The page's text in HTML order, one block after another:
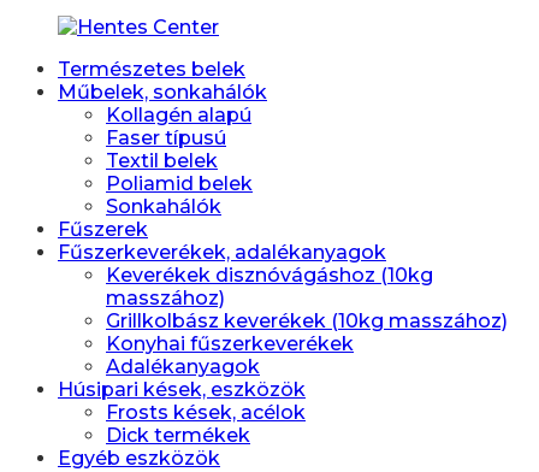
Természetes belek
Műbelek, sonkahálók
Kollagén alapú
Faser típusú
Textil belek
Poliamid belek
Sonkahálók
Fűszerek
Fűszerkeverékek, adalékanyagok
Keverékek disznóvágáshoz (10kg
masszához)
Grillkolbász keverékek (10kg masszához)
Konyhai fűszerkeverékek
Adalékanyagok
Húsipari kések, eszközök
Frosts kések, acélok
Dick termékek
Egyéb eszközök